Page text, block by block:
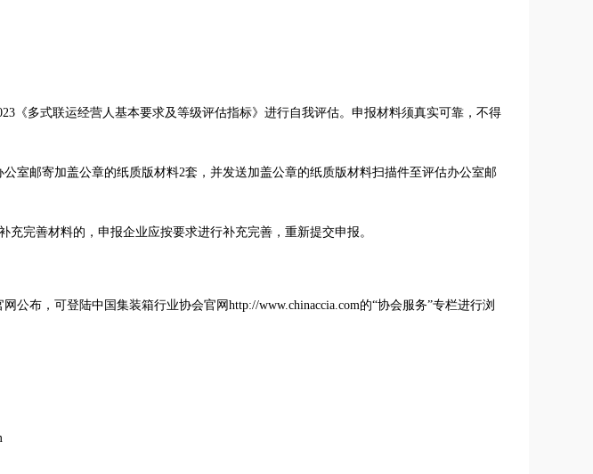
《多式联运经营人基本要求及等级评估指标》进行自我评估。申报材料须真实可靠，不得
公室邮寄加盖公章的纸质版材料2套，并发送加盖公章的纸质版材料扫描件至评估办公室邮
充完善材料的，申报企业应按要求进行补充完善，重新提交申报。
公布，可登陆中国集装箱行业协会官网http://www.chinaccia.com的“协会服务”专栏进行浏